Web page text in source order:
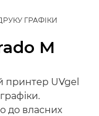
ГРАФІКИ
М
принтер UVgel
до власних